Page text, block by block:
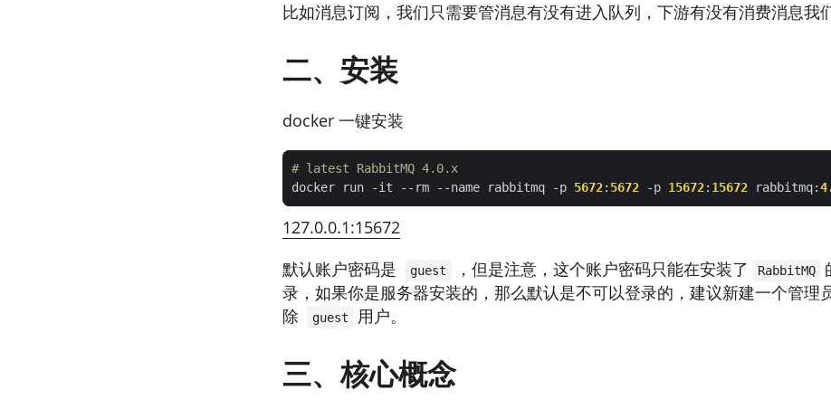
比如消息订阅，我们只需要管消息有没有进入队列，下游有没有消费消息我
二、安装
docker 一键安装
# latest RabbitMQ 4.0.x
docker run -it --rm --name rabbitmq -p 5672: 5672 -p 15672: 15672 rabbitmq:
127.0.0.1:15672
默认账户密码是
guest ，但是注意，这个账户密码只能在安装了 RabbitMQ
录，如果你是服务器安装的，那么默认是不可以登录的，建议新建一个管理
除
guest 用户。
三、核心概念